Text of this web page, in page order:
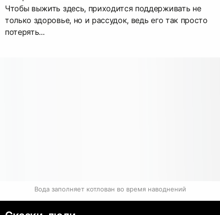
Чтобы выжить здесь, приходится поддерживать не
только здоровье, но и рассудок, ведь его так просто
потерять...
Вода заполняет котлован во время наводнений